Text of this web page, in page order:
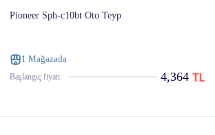
Pioneer Sph-c10bt Oto Teyp
1 Mağazada
Başlangıç ​​fiyatı: 4,364